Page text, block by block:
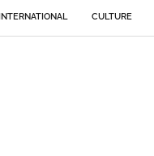
CULTURE